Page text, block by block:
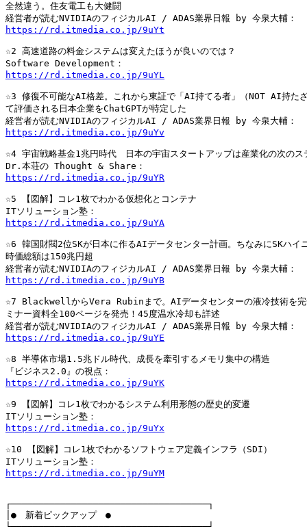
全然違う。住友電工も大健闘
https://rd.itmedia.co.jp/9uYt
☆2 高速道路の料金システムは変えたほうが良いのでは？
https://rd.itmedia.co.jp/9uYL
☆3 修復不可能なAI格差。これから東証で「AI持てる者」（NOT AI持た
て評価される日本企業をChatGPTが特定した
https://rd.itmedia.co.jp/9uYv
☆4 宇宙戦略基金1兆円時代　日本の宇宙スタートアップは産業化の次のス
https://rd.itmedia.co.jp/9uYR
☆5 【図解】コレ1枚でわかる仮想化とコンテナ
https://rd.itmedia.co.jp/9uYA
☆6 韓国財閥2位SKが日本に作るAIデータセンター計画。ちなみにSKハイ
時価総額は150兆円超
https://rd.itmedia.co.jp/9uYB
☆7 BlackwellからVera Rubinまで。AIデータセンターの液冷技術を完
ミナー資料全100ページを発売！45度温水冷却も詳述
https://rd.itmedia.co.jp/9uYE
☆8 半導体市場1.5兆ドル時代、成長を牽引するメモリ集中の構造
https://rd.itmedia.co.jp/9uYK
☆9 【図解】コレ1枚でわかるシステム利用形態の歴史的変遷
https://rd.itmedia.co.jp/9uYx
☆10 【図解】コレ1枚でわかるソフトウェア定義インフラ（SDI）
https://rd.itmedia.co.jp/9uYM
┌────────────────────────────────────┐
│●　新着ピックアップ
└────────────────────────────────────┘